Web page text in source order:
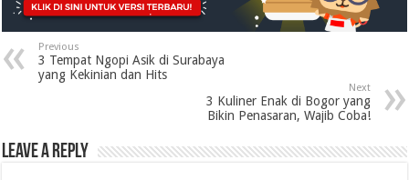
Previous
3 Tempat Ngopi Asik di Surabaya
yang Kekinian dan Hits
Next
3 Kuliner Enak di Bogor yang
Bikin Penasaran, Wajib Coba!
Leave a Reply